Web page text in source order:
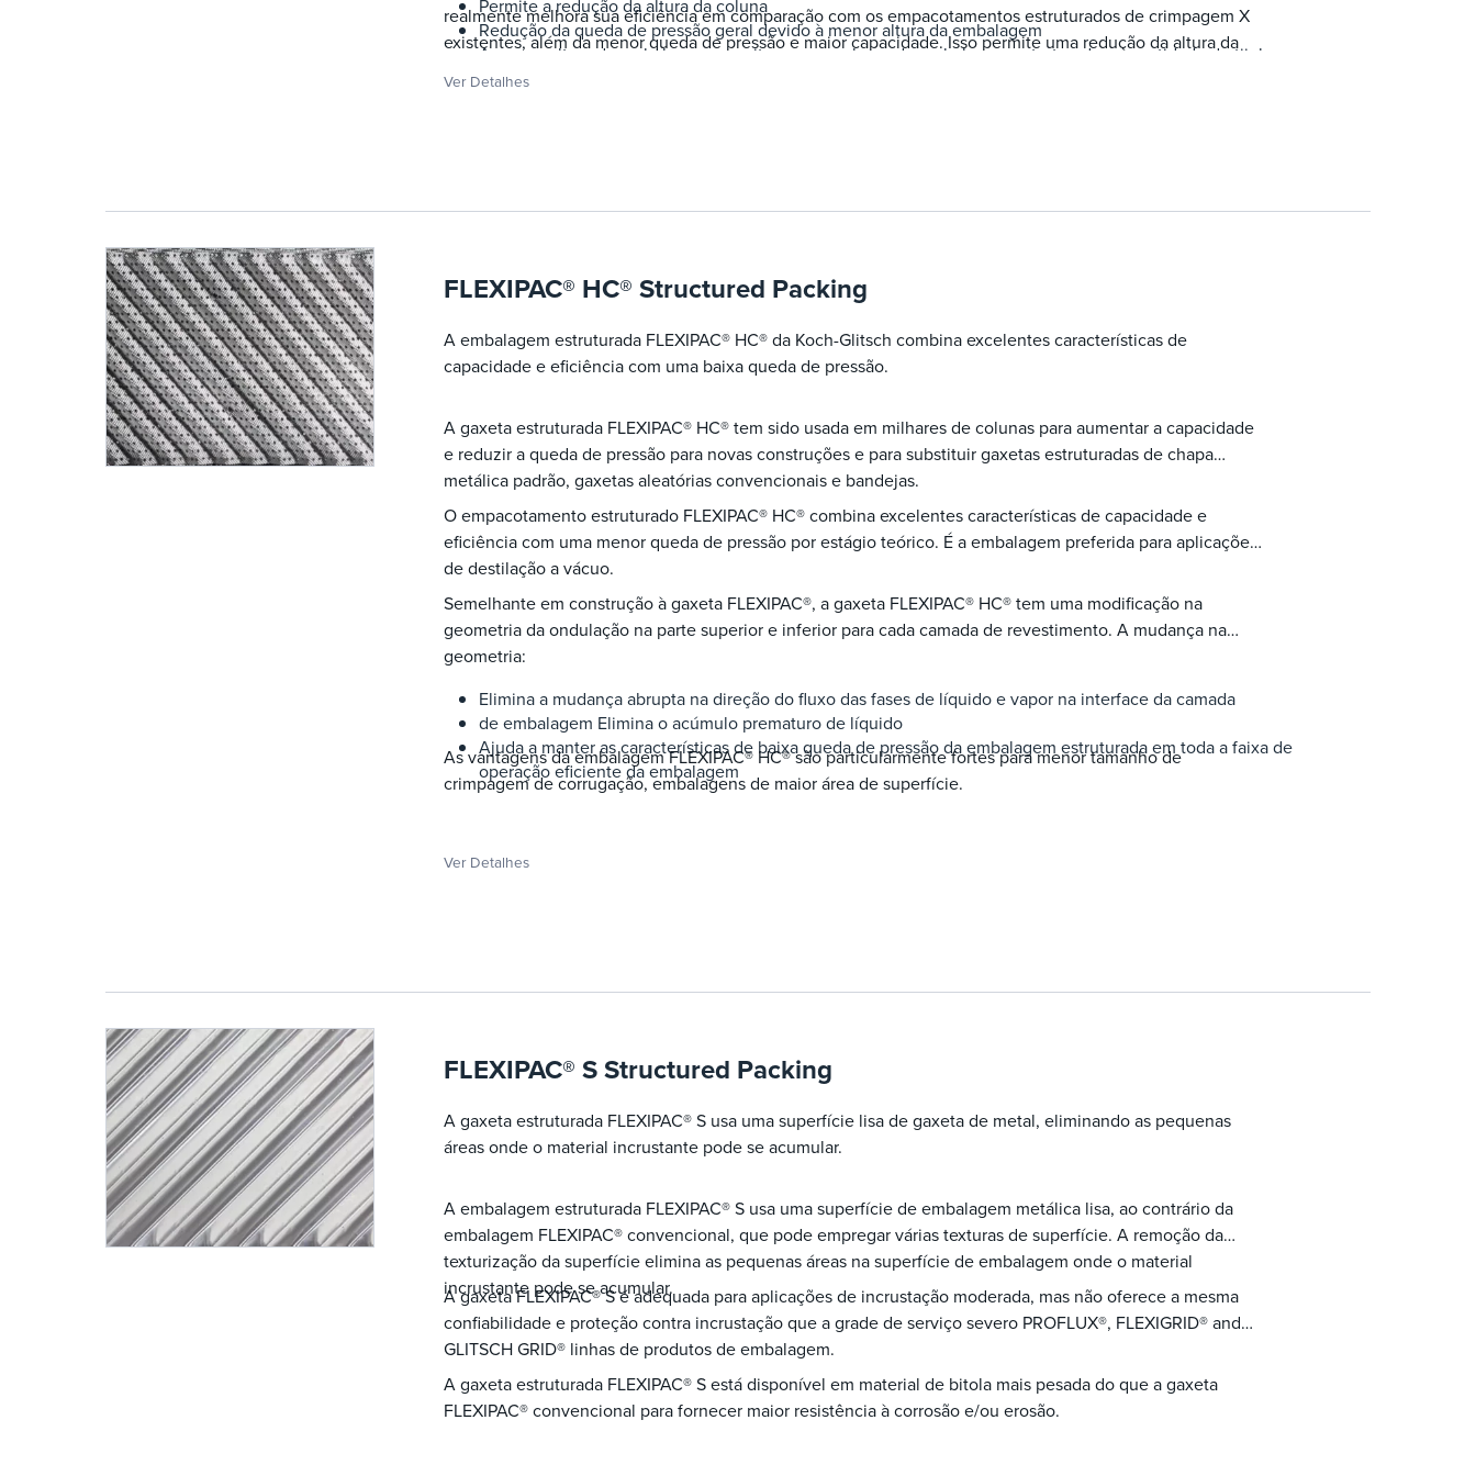
realmente melhora sua eficiência em comparação com os empacotamentos estruturados de crimpagem X
existentes, além da menor queda de pressão e maior capacidade. Isso permite uma redução da altura da
regeneração com a mesma altura da embalagem. A eficiência aprimorada da embalagem estruturada
Permite a redução da altura da coluna
Redução da queda de pressão geral devido à menor altura da embalagem
A menor altura da embalagem permite menos volume de embalagem estruturada e quantidade de tijolos para
uma instalação mais curta
Ver Detalhes
FLEXIPAC® HC® Structured Packing
A embalagem estruturada FLEXIPAC® HC® da Koch-Glitsch combina excelentes características de
capacidade e eficiência com uma baixa queda de pressão.
A gaxeta estruturada FLEXIPAC® HC® tem sido usada em milhares de colunas para aumentar a capacidade
e reduzir a queda de pressão para novas construções e para substituir gaxetas estruturadas de chapa
metálica padrão, gaxetas aleatórias convencionais e bandejas.
O empacotamento estruturado FLEXIPAC® HC® combina excelentes características de capacidade e
eficiência com uma menor queda de pressão por estágio teórico. É a embalagem preferida para aplicações
de destilação a vácuo.
Semelhante em construção à gaxeta FLEXIPAC®, a gaxeta FLEXIPAC® HC® tem uma modificação na
geometria da ondulação na parte superior e inferior para cada camada de revestimento. A mudança na
geometria:
Elimina a mudança abrupta na direção do fluxo das fases de líquido e vapor na interface da camada
de embalagem Elimina o acúmulo prematuro de líquido
Ajuda a manter as características de baixa queda de pressão da embalagem estruturada em toda a faixa de
operação eficiente da embalagem
As vantagens da embalagem FLEXIPAC® HC® são particularmente fortes para menor tamanho de
crimpagem de corrugação, embalagens de maior área de superfície.
Ver Detalhes
FLEXIPAC® S Structured Packing
A gaxeta estruturada FLEXIPAC® S usa uma superfície lisa de gaxeta de metal, eliminando as pequenas
áreas onde o material incrustante pode se acumular.
A embalagem estruturada FLEXIPAC® S usa uma superfície de embalagem metálica lisa, ao contrário da
embalagem FLEXIPAC® convencional, que pode empregar várias texturas de superfície. A remoção da
texturização da superfície elimina as pequenas áreas na superfície de embalagem onde o material
incrustante pode se acumular.
A gaxeta FLEXIPAC® S é adequada para aplicações de incrustação moderada, mas não oferece a mesma
confiabilidade e proteção contra incrustação que a grade de serviço severo PROFLUX®, FLEXIGRID® and
GLITSCH GRID® linhas de produtos de embalagem.
A gaxeta estruturada FLEXIPAC® S está disponível em material de bitola mais pesada do que a gaxeta
FLEXIPAC® convencional para fornecer maior resistência à corrosão e/ou erosão.